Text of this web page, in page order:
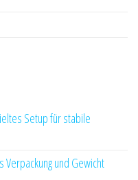
Setup für stabile
und Gewicht